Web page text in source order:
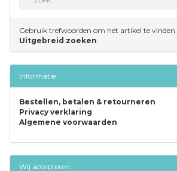
Gebruik trefwoorden om het artikel te vinden.
Uitgebreid zoeken
Informatie
Bestellen, betalen & retourneren
Privacy verklaring
Algemene voorwaarden
Wij accepteren